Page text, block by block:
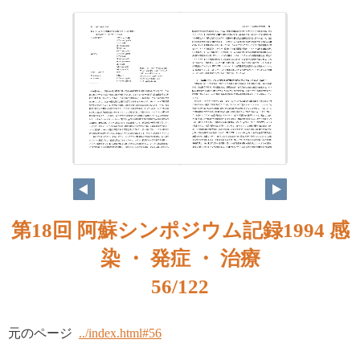
第18回 阿蘇シンポジウム記録1994 感
染 ・ 発症 ・ 治療
56/122
元のページ ../index.html#56